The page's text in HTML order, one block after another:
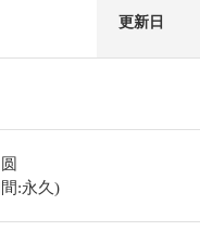
更新日
:永久)